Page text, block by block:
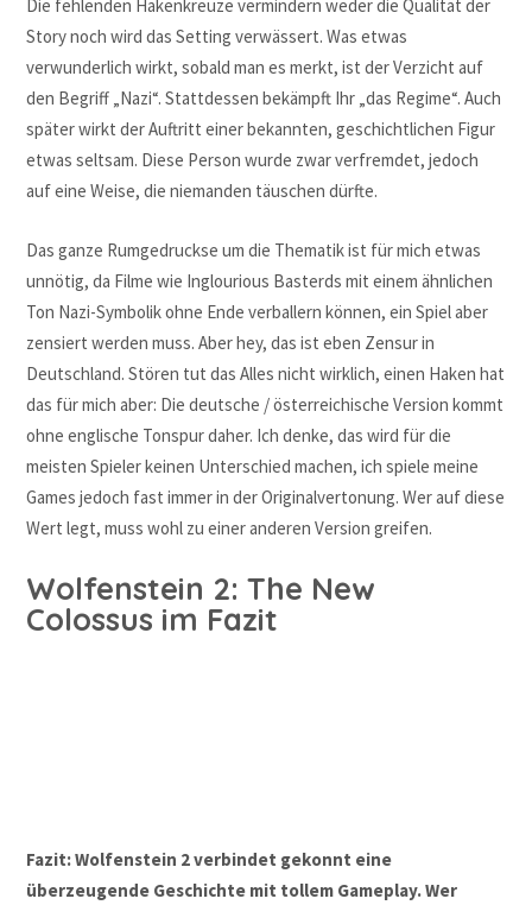
Die fehlenden Hakenkreuze vermindern weder die Qualität der
Story noch wird das Setting verwässert. Was etwas
verwunderlich wirkt, sobald man es merkt, ist der Verzicht auf
den Begriff „Nazi“. Stattdessen bekämpft Ihr „das Regime“. Auch
später wirkt der Auftritt einer bekannten, geschichtlichen Figur
etwas seltsam. Diese Person wurde zwar verfremdet, jedoch
auf eine Weise, die niemanden täuschen dürfte.
Das ganze Rumgedruckse um die Thematik ist für mich etwas
unnötig, da Filme wie Inglourious Basterds mit einem ähnlichen
Ton Nazi-Symbolik ohne Ende verballern können, ein Spiel aber
zensiert werden muss. Aber hey, das ist eben Zensur in
Deutschland. Stören tut das Alles nicht wirklich, einen Haken hat
das für mich aber: Die deutsche / österreichische Version kommt
ohne englische Tonspur daher. Ich denke, das wird für die
meisten Spieler keinen Unterschied machen, ich spiele meine
Games jedoch fast immer in der Originalvertonung. Wer auf diese
Wert legt, muss wohl zu einer anderen Version greifen.
Wolfenstein 2: The New
Colossus im Fazit
Fazit: Wolfenstein 2 verbindet gekonnt eine
überzeugende Geschichte mit tollem Gameplay. Wer